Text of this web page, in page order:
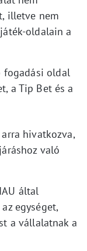
illetve nem
oldalain a
oldal
a Tip Bet és a
hivatkozva,
való
által
egységet,
a vállalatnak a